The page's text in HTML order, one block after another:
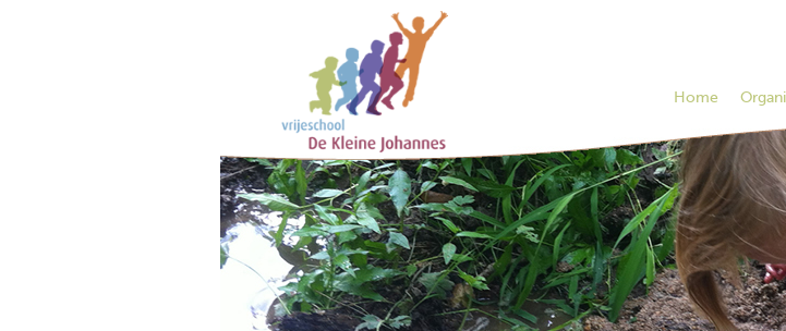
Home